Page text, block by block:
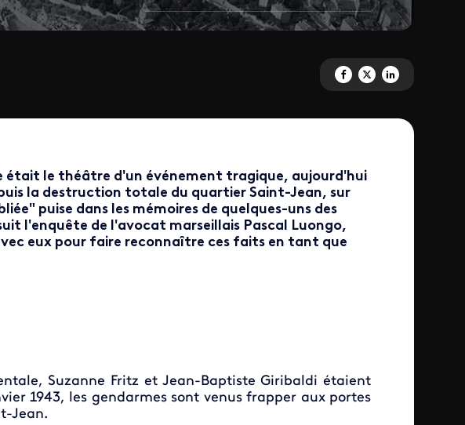
Partagez 'La rafle oubliée' sur
Partagez 'La rafle
Partagez 'La rafle
était le théâtre d'un événement tragique, aujourd'hui
la destruction totale du quartier Saint-Jean, sur
puise dans les mémoires de quelques-uns des
l'enquête de l'avocat marseillais Pascal Luongo,
eux pour faire reconnaître ces faits en tant que
Suzanne Fritz et Jean-Baptiste Giribaldi étaient
1943, les gendarmes sont venus frapper aux portes
Jean.